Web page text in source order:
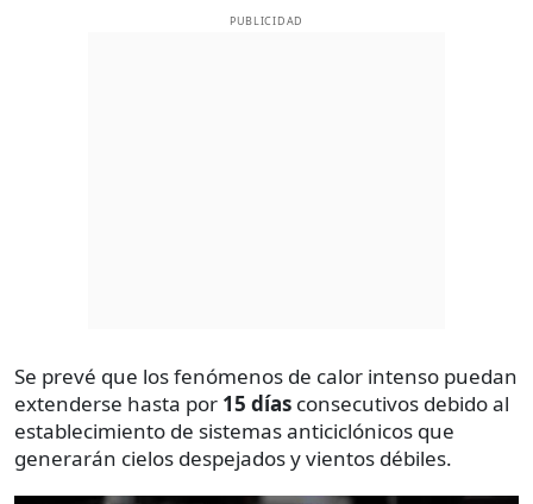
PUBLICIDAD
Se prevé que los fenómenos de calor intenso puedan
extenderse hasta por 15 días consecutivos debido al
establecimiento de sistemas anticiclónicos que
generarán cielos despejados y vientos débiles.